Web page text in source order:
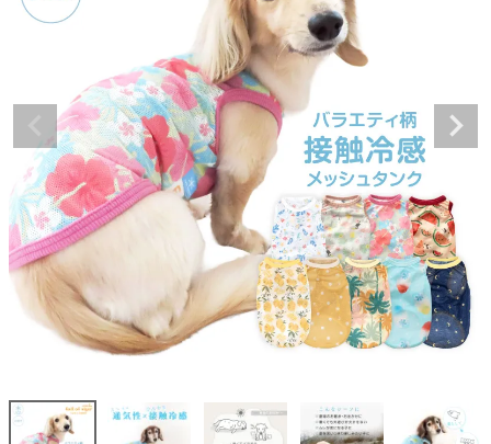
新作アイテム
返品・交換について ご利用ガイド
詳細検索
新着順
価格が安い順
価格が高い順
レビュー数順
検索